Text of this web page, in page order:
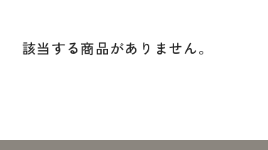
該当する商品がありません。